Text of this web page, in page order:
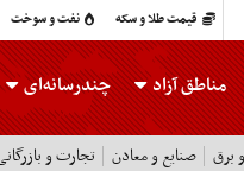
قیمت طلا و سکه نفت و سوخت
مناطق آزاد چندرسانه‌ای
برق صنایع و معادن تجارت و